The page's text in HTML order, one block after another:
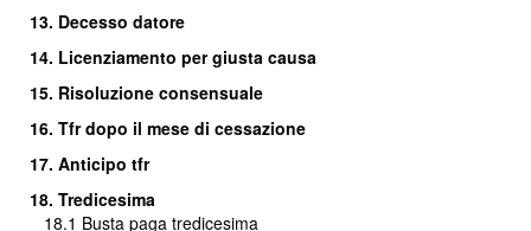
13. Decesso datore
14. Licenziamento per giusta causa
15. Risoluzione consensuale
16. Tfr dopo il mese di cessazione
17. Anticipo tfr
18. Tredicesima
18.1 Busta paga tredicesima